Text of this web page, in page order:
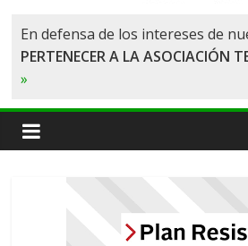
Asociación
de
Empresas
L'Andana
En defensa de los intereses de
PERTENECER A LA ASOCIACIÓN
»